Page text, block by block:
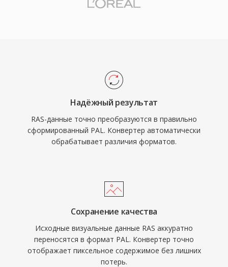
Надёжный результат
RAS-данные точно преобразуются в правильно
сформированный PAL. Конвертер автоматически
обрабатывает различия форматов.
Сохранение качества
Исходные визуальные данные RAS аккуратно
переносятся в формат PAL. Конвертер точно
отображает пиксельное содержимое без лишних
потерь.